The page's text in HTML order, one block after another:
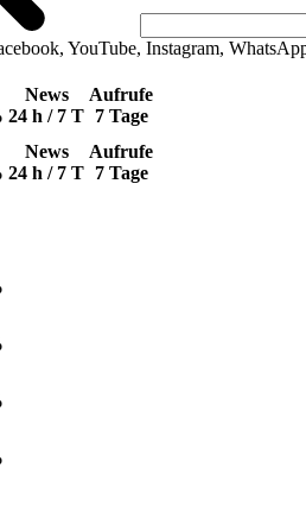
YouTube, Instagram,
News
24 h / 7 T
Aufrufe
7 Tage
News
24 h / 7 T
Aufrufe
7 Tage